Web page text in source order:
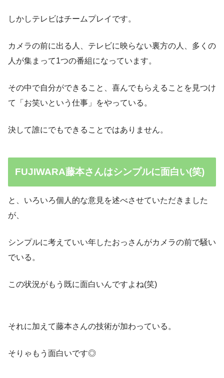
しかしテレビはチームプレイです。
カメラの前に出る人、テレビに映らない裏方の人、多くの
人が集まって1つの番組になっています。
その中で自分ができること、喜んでもらえることを見つけ
て「お笑いという仕事」をやっている。
決して誰にでもできることではありません。
FUJIWARA藤本さんはシンプルに面白い(笑)
と、いろいろ個人的な意見を述べさせていただきました
が、
シンプルに考えていい年したおっさんがカメラの前で騒い
でいる。
この状況がもう既に面白いんですよね(笑)
それに加えて藤本さんの技術が加わっている。
そりゃもう面白いです◎